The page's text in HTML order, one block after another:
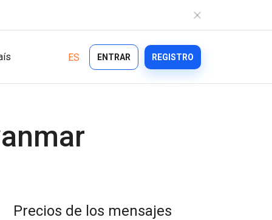
Automated Text Messaging
Logistics
ES ENTRAR
REGISTRO
Precios de los mensajes